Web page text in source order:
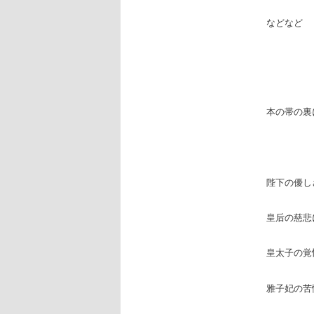
などなど
本の帯の裏
陛下の優し
皇后の慈悲
皇太子の覚
雅子妃の苦